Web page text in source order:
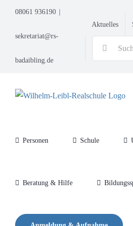
springen
08061 936190
sekretariat@rs-
badaibling.de
Aktuelles
Personen Schule
Beratung & Hilfe